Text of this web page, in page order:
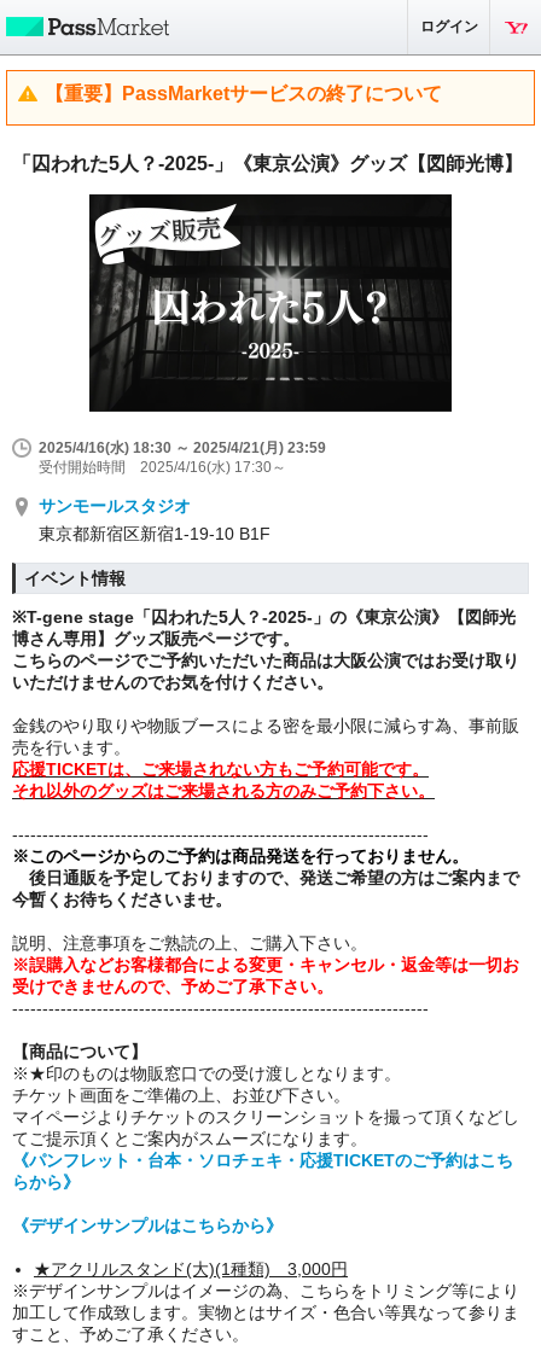
ログイン
【重要】PassMarketサービスの終了について
「囚われた5人？-2025-」《東京公演》グッズ【図師光博】
2025/4/16(水) 18:30 ～ 2025/4/21(月) 23:59
受付開始時間 2025/4/16(水) 17:30～
サンモールスタジオ
東京都新宿区新宿1-19-10 B1F
イベント情報
※T-gene stage「 囚われた5人？-2025- 」の《東京公演》【図師光
博さん専用】グッズ販売ページです。
こちらのページでご予約いただいた商品は大阪公演ではお受け取り
いただけませんのでお気を付けください。
金銭のやり取りや物販ブースによる密を最小限に減らす為、事前販
売を行います。
応援TICKETは、ご来場されない方もご予約可能です。
それ以外のグッズはご来場される方のみご予約下さい。
---------------------------------------------------------------------
※このページからのご予約は商品発送を行っておりません。
後日通販を予定しておりますので、発送ご希望の方はご案内まで
今暫くお待ちくださいませ。
説明、注意事項をご熟読の上、ご購入下さい。
※誤購入などお客様都合による変更・キャンセル・返金等は一切お
受けできませんので、予めご了承下さい。
---------------------------------------------------------------------
【商品について】
※★印のものは物販窓口での受け渡しとなります。
チケット画面をご準備の上、お並び下さい。
マイページよりチケットのスクリーンショットを撮って頂くなどし
てご提示頂くとご案内がスムーズになります。
《パンフレット・台本・ソロチェキ・応援TICKETのご予約はこち
らから》
《デザインサンプルはこちらから》
★アクリルスタンド(大)(1種類) 3,000円
※デザインサンプルはイメージの為、こちらをトリミング等により
加工して作成致します。実物とはサイズ・色合い等異なって参りま
すこと、予めご了承ください。